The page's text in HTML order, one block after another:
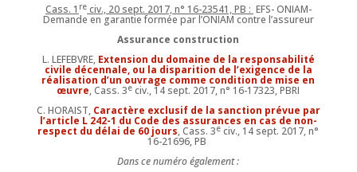
Cass. 1 reciv., 20 sept. 2017, n° 16-23541, PB : EFS- ONIAM-
Demande en garantie formée par l’ONIAM contre l’assureur
Assurance construction
L. LEFEBVRE, Extension du domaine de la responsabilité
civile décennale, ou la disparition de l’exigence de la
réalisation d’un ouvrage comme condition de mise en
œuvre, Cass. 3e civ., 14 sept. 2017, n° 16-17323, PBRI
C. HORAIST, Caractère exclusif de la sanction prévue par
l’article L 242-1 du Code des assurances en cas de non-
respect du délai de 60 jours, Cass. 3e civ., 14 sept. 2017, n°
16-21696, PB
Dans ce numéro également :